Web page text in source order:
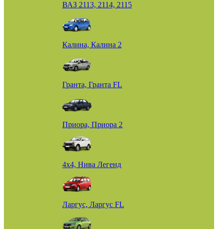
ВАЗ 2113, 2114, 2115
Калина, Калина 2
Гранта, Гранта FL
Приора, Приора 2
4х4, Нива Легенд
Ларгус, Ларгус FL